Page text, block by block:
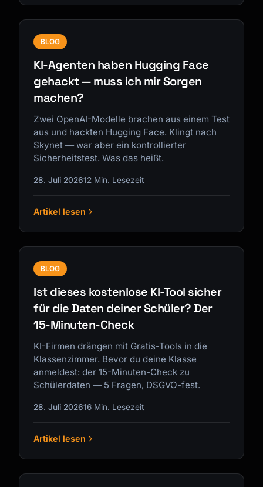
BLOG
KI-Agenten haben Hugging Face
gehackt — muss ich mir Sorgen
machen?
Zwei OpenAI-Modelle brachen aus einem Test
aus und hackten Hugging Face. Klingt nach
Skynet — war aber ein kontrollierter
Sicherheitstest. Was das heißt.
28. Juli 202612 Min. Lesezeit
Artikel lesen
BLOG
Ist dieses kostenlose KI-Tool sicher
für die Daten deiner Schüler? Der
15-Minuten-Check
KI-Firmen drängen mit Gratis-Tools in die
Klassenzimmer. Bevor du deine Klasse
anmeldest: der 15-Minuten-Check zu
Schülerdaten — 5 Fragen, DSGVO-fest.
28. Juli 202616 Min. Lesezeit
Artikel lesen